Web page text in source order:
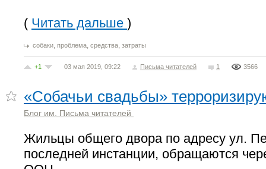
( Читать дальше )
собаки, проблема, средства, затраты
+1 03 мая 2019, 09:22 Письма читателей 1 3566
«Собачьи свадьбы»
Блог им. Письма читателей
Жильцы общего двора по адресу ул.
последней инстанции, обращаются